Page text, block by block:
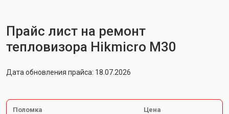
Прайс лист на ремонт
тепловизора Hikmicro M30
Дата обновления прайса: 18.07.2026
Поломка Цена